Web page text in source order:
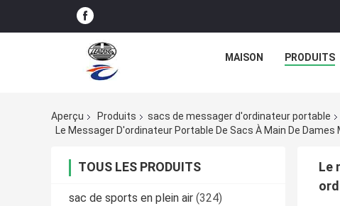
MAISON PRODUITS
Aperçu Produits
sacs de messager d'ordinateur portable
Le Messager D'ordinateur Portable De Sacs À Main De
TOUS LES PRODUITS
sac de sports en plein air (324)
Le